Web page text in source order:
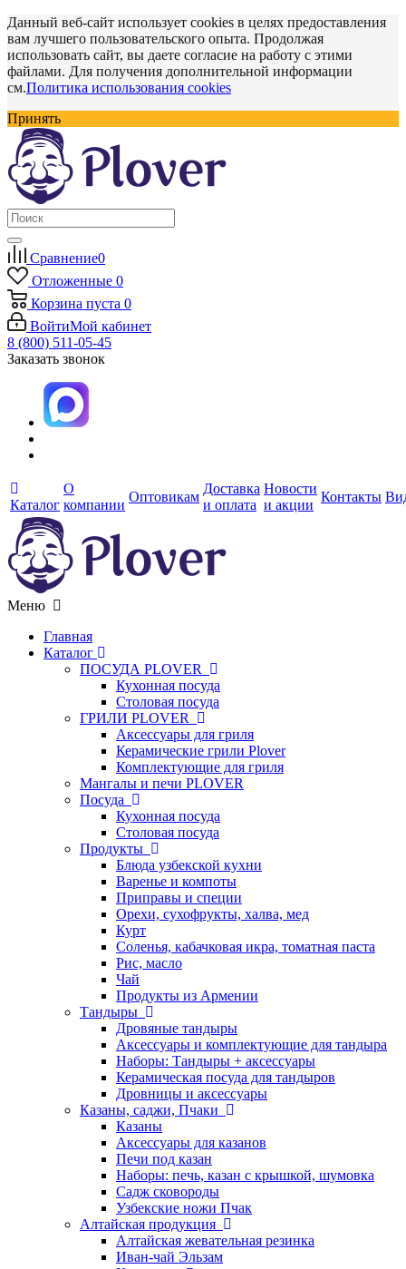
Данный веб-сайт использует cookies в целях предоставления
вам лучшего пользовательского опыта. Продолжая
использовать сайт, вы даете согласие на работу с этими
файлами. Для получения дополнительной информации
см.Политика использования cookies
Принять
Сравнение0
Отложенные 0
Корзина пуста 0
ВойтиМой кабинет
8 (800) 511-05-45
Заказать звонок
Каталог
О
компании
Оптовикам
Доставка
и оплата
Новости
и акции
Контакты
Меню
Главная
Каталог
ПОСУДА PLOVER
Кухонная посуда
Столовая посуда
ГРИЛИ PLOVER
Аксессуары для гриля
Керамические грили Plover
Комплектующие для гриля
Мангалы и печи PLOVER
Посуда
Кухонная посуда
Столовая посуда
Продукты
Блюда узбекской кухни
Варенье и компоты
Приправы и специи
Орехи, сухофрукты, халва, мед
Курт
Соленья, кабачковая икра, томатная паста
Рис, масло
Чай
Продукты из Армении
Тандыры
Дровяные тандыры
Аксессуары и комплектующие для тандыра
Наборы: Тандыры + аксессуары
Керамическая посуда для тандыров
Дровницы и аксессуары
Казаны, саджи, Пчаки
Казаны
Аксессуары для казанов
Печи под казан
Наборы: печь, казан с крышкой, шумовка
Садж сковороды
Узбекские ножи Пчак
Алтайская продукция
Алтайская жевательная резинка
Иван-чай Эльзам